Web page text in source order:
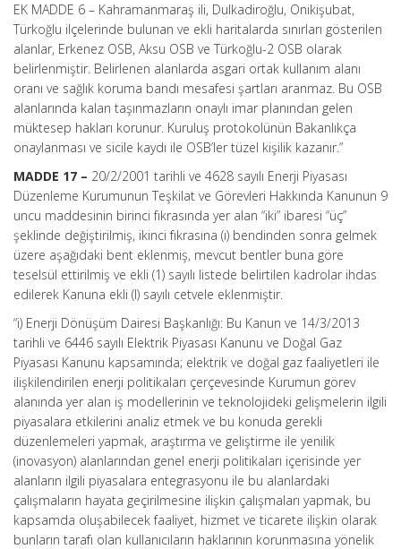
EK MADDE 6 – Kahramanmaraş ili, Dulkadiroğlu, Onikişubat,
Türkoğlu ilçelerinde bulunan ve ekli haritalarda sınırları gösterilen
alanlar, Erkenez OSB, Aksu OSB ve Türkoğlu-2 OSB olarak
belirlenmiştir. Belirlenen alanlarda asgari ortak kullanım alanı
oranı ve sağlık koruma bandı mesafesi şartları aranmaz. Bu OSB
alanlarında kalan taşınmazların onaylı imar planından gelen
müktesep hakları korunur. Kuruluş protokolünün Bakanlıkça
onaylanması ve sicile kaydı ile OSB’ler tüzel kişilik kazanır.”
MADDE 17 – 20/2/2001 tarihli ve 4628 sayılı Enerji Piyasası
Düzenleme Kurumunun Teşkilat ve Görevleri Hakkında Kanunun 9
uncu maddesinin birinci fıkrasında yer alan “iki” ibaresi “üç”
şeklinde değiştirilmiş, ikinci fıkrasına (ı) bendinden sonra gelmek
üzere aşağıdaki bent eklenmiş, mevcut bentler buna göre
teselsül ettirilmiş ve ekli (1) sayılı listede belirtilen kadrolar ihdas
edilerek Kanuna ekli (I) sayılı cetvele eklenmiştir.
“i) Enerji Dönüşüm Dairesi Başkanlığı: Bu Kanun ve 14/3/2013
tarihli ve 6446 sayılı Elektrik Piyasası Kanunu ve Doğal Gaz
Piyasası Kanunu kapsamında; elektrik ve doğal gaz faaliyetleri ile
ilişkilendirilen enerji politikaları çerçevesinde Kurumun görev
alanında yer alan iş modellerinin ve teknolojideki gelişmelerin ilgili
piyasalara etkilerini analiz etmek ve bu konuda gerekli
düzenlemeleri yapmak, araştırma ve geliştirme ile yenilik
(inovasyon) alanlarından genel enerji politikaları içerisinde yer
alanların ilgili piyasalara entegrasyonu ile bu alanlardaki
çalışmaların hayata geçirilmesine ilişkin çalışmaları yapmak, bu
kapsamda oluşabilecek faaliyet, hizmet ve ticarete ilişkin olarak
bunların tarafı olan kullanıcıların haklarının korunmasına yönelik